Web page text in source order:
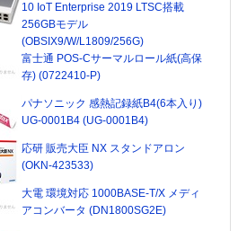
10 IoT Enterprise 2019 LTSC搭載
256GBモデル
(OBSIX9/W/L1809/256G)
富士通 POS-Cサーマルロール紙(高保
存) (0722410-P)
パナソニック 感熱記録紙B4(6本入り)
UG-0001B4 (UG-0001B4)
応研 販売大臣 NX スタンドアロン
(OKN-423533)
大電 環境対応 1000BASE-T/X メディ
アコンバータ (DN1800SG2E)